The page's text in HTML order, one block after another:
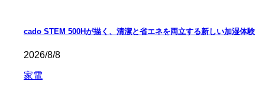
cado STEM 500Hが描く、清潔と省エネを両立する新しい加湿体験
2026/8/8
家電